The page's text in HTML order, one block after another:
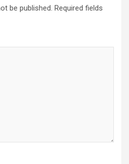
be published. Required fields